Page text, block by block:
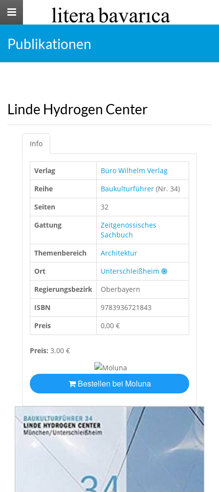
Toggle
Publikationen
Linde Hydrogen Center
Info
Verlag
Büro Wilhelm Verlag
Reihe
Baukulturführer (Nr. 34)
Seiten
32
Gattung
Zeitgenössisches
Sachbuch
Themenbereich
Architektur
Ort
Unterschleißheim
Regierungsbezirk
Oberbayern
ISBN
9783936721843
Preis
0,00 €
Preis: 3.00 €
Bestellen bei Moluna